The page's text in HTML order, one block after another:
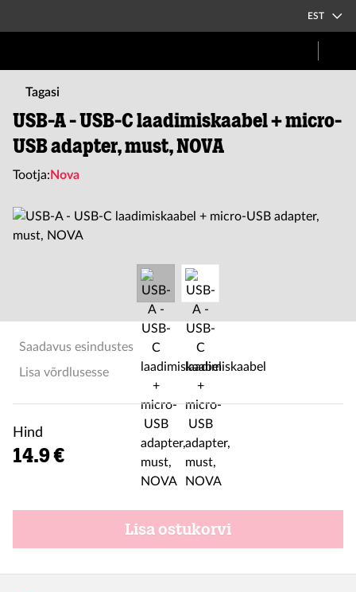
EST
Tagasi
USB-A - USB-C laadimiskaabel + micro-
USB adapter, must, NOVA
Tootja: Nova
Saadavus esindustes
Lisa võrdlusesse
Hind
14.9 €
Lisa ostukorvi